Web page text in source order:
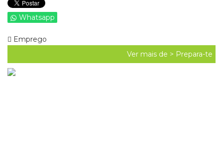
Whatsapp
Emprego
Ver mais de > Prepara-te